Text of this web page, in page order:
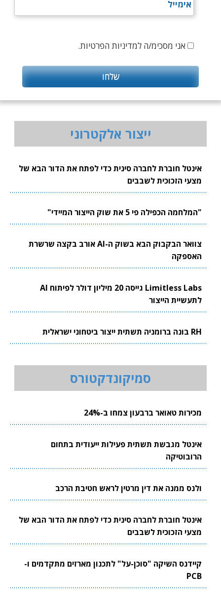
אני מסכימ/ה למדיניות הפרטיות.
ייצור אלקטרוני
אינטל חוברת לחברה סינית כדי לפתח את הדור הבא של
מצעי הזכוכית לשבבים
"המלחמה הכפילה פי 5 את שוק הייצור המיידי"
צוואר הבקבוק הבא בשוק ה-AI אורב בקצה שרשרת
האספקה
Limitless Labs גייסה 20 מיליון דולר לפיתוח AI
לתעשיית הייצור
RH בונה ברומניה תשתית ייצור ביטחוני ישראלית
סמיקונדקטורס
מכירות טאואר ברבעון צמחו ב-24%
אינטל מגבשת תשתית פעילות ייעודית בתחום
הרובוטיקה
ולנס ממנה את דין מרטין לראש חטיבת הרכב
אינטל חוברת לחברה סינית כדי לפתח את הדור הבא של
מצעי הזכוכית לשבבים
קיידנס השיקה "סוכן-על" לתכנון מארזים מתקדמים ו-
PCB